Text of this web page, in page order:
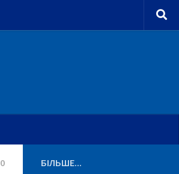
0 БІЛЬШЕ...